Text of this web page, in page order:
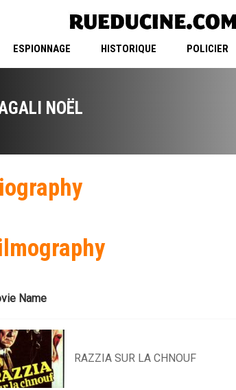
ESPIONNAGE HISTORIQUE POLICIER
NOËL
Name
RAZZIA SUR LA CHNOUF